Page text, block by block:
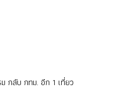
กลับ กทม. อีก 1 เที่ยว